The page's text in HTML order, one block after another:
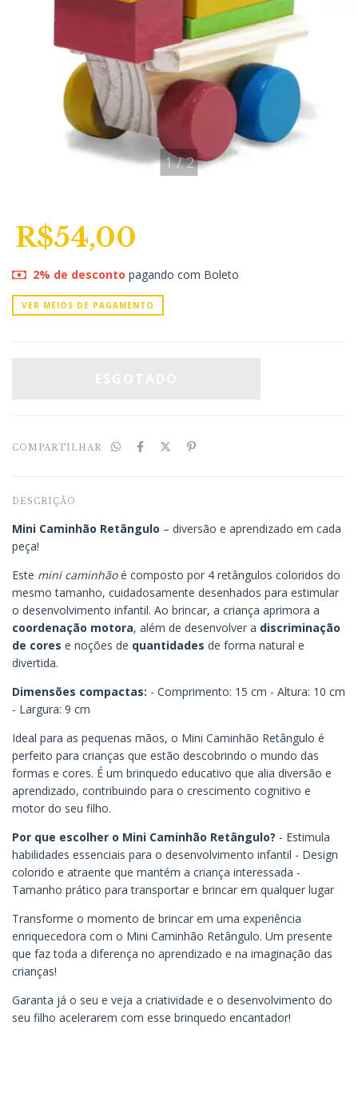
1/2
R$54,00
2% de desconto pagando com Boleto
VER MEIOS DE PAGAMENTO
COMPARTILHAR
DESCRIÇÃO
Mini Caminhão Retângulo – diversão e aprendizado em cada
peça!
Este mini caminhãoé composto por 4 retângulos coloridos do
mesmo tamanho, cuidadosamente desenhados para estimular
o desenvolvimento infantil. Ao brincar, a criança aprimora a
coordenação motora, além de desenvolver a discriminação
de cores e noções de quantidades de forma natural e
divertida.
Dimensões compactas: - Comprimento: 15 cm - Altura: 10 cm
- Largura: 9 cm
Ideal para as pequenas mãos, o Mini Caminhão Retângulo é
perfeito para crianças que estão descobrindo o mundo das
formas e cores. É um brinquedo educativo que alia diversão e
aprendizado, contribuindo para o crescimento cognitivo e
motor do seu filho.
Por que escolher o Mini Caminhão Retângulo? - Estimula
habilidades essenciais para o desenvolvimento infantil - Design
colorido e atraente que mantém a criança interessada -
Tamanho prático para transportar e brincar em qualquer lugar
Transforme o momento de brincar em uma experiência
enriquecedora com o Mini Caminhão Retângulo. Um presente
que faz toda a diferença no aprendizado e na imaginação das
crianças!
Garanta já o seu e veja a criatividade e o desenvolvimento do
seu filho acelerarem com esse brinquedo encantador!